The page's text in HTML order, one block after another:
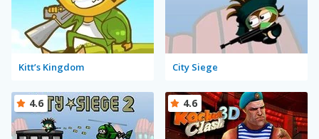
Kitt’s Kingdom City Siege
4.6 4.6